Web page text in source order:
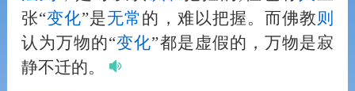
张“变化”是无常 的，难以把握。而佛教则
认为万物的“变化”都是虚假的，万物是寂
静不迁的。